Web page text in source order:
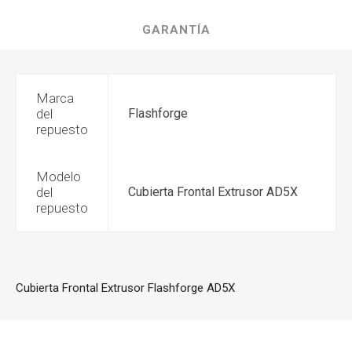
GARANTÍA
Marca
del
repuesto
Flashforge
Modelo
del
repuesto
Cubierta Frontal Extrusor AD5X
Cubierta Frontal Extrusor Flashforge AD5X